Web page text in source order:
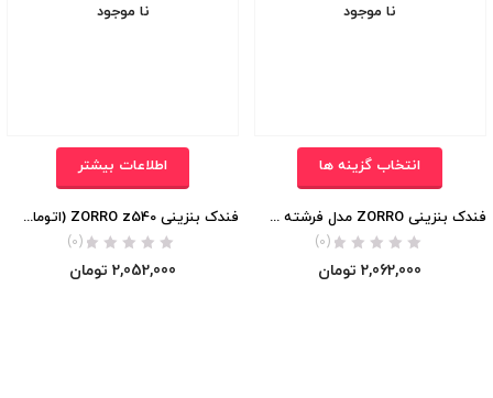
نا موجود
انتخاب گزینه ها
فندک بنزینی ZORRO مدل فرشته نگهبان اورجینال
(0)
2,062,000 تومان
نا موجود
اطلاعات بیشتر
فندک بنزینی ZORRO z540 (اتوماتیک) اورجینال
(0)
2,052,000 تومان